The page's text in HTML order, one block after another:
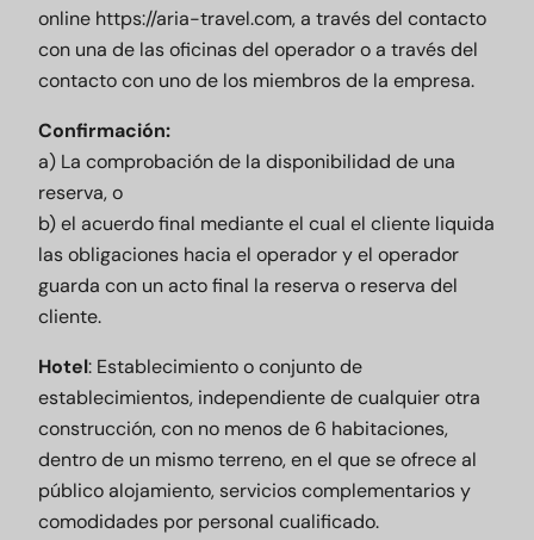
online https://aria-travel.com, a través del contacto
con una de las oficinas del operador o a través del
contacto con uno de los miembros de la empresa.
Confirmación:
a) La comprobación de la disponibilidad de una
reserva, o
b) el acuerdo final mediante el cual el cliente liquida
las obligaciones hacia el operador y el operador
guarda con un acto final la reserva o reserva del
cliente.
Hotel: Establecimiento o conjunto de
establecimientos, independiente de cualquier otra
construcción, con no menos de 6 habitaciones,
dentro de un mismo terreno, en el que se ofrece al
público alojamiento, servicios complementarios y
comodidades por personal cualificado.